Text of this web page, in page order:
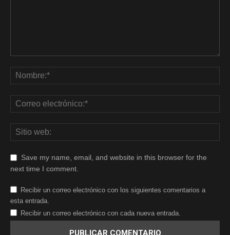
Save my name, email, and website in this browser for the
next time I comment.
Recibir un correo electrónico con los siguientes comentarios a
esta entrada.
Recibir un correo electrónico con cada nueva entrada.